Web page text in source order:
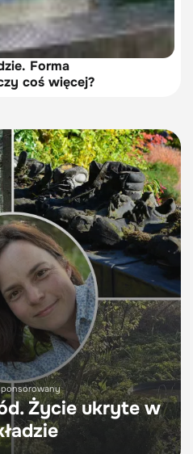
Forma
coś więcej?
Życie ukryte w